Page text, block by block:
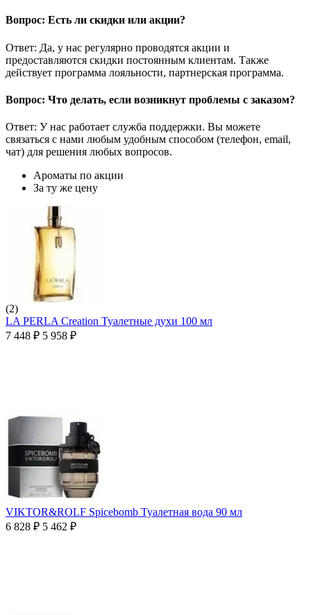
Вопрос: Есть ли скидки или акции?
Ответ: Да, у нас регулярно проводятся акции и
предоставляются скидки постоянным клиентам. Также
действует программа лояльности, партнерская программа.
Вопрос: Что делать, если возникнут проблемы с заказом?
Ответ: У нас работает служба поддержки. Вы можете
связаться с нами любым удобным способом (телефон, email,
чат) для решения любых вопросов.
Ароматы по акции
За ту же цену
(2)
LA PERLA Creation Туалетные духи 100 мл
7 448 ₽ 5 958 ₽
VIKTOR&ROLF Spicebomb Туалетная вода 90 мл
6 828 ₽ 5 462 ₽